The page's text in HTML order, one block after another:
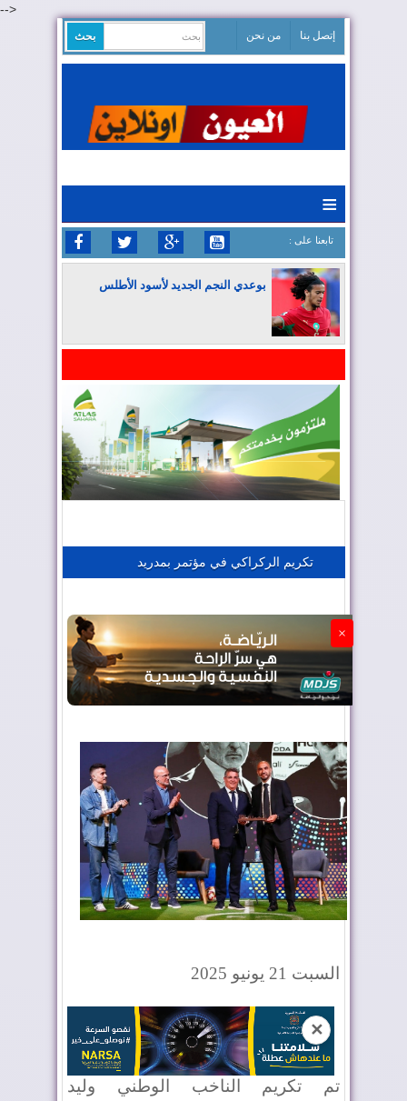
-->
إتصل بنا من نحن
≡
: تابعنا على
بوعدي النجم الجديد لأسود الأطلس
المغرب يعزز موقعه في صناعة الطيران
تكريم الركراكي في مؤتمر بمدريد
×
السبت 21 يونيو 2025
✕
تم تكريم الناخب الوطني وليد